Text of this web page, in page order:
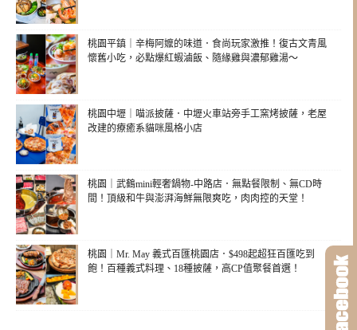
桃園平鎮｜辛梅阿嬤的味道．食尚玩家激推！復古文青風
懷舊小吃，必點爆紅蝦滷飯、隨緣雞與濃郁雞湯～
桃園中壢｜喵派披薩．中壢火車站旁手工窯烤披薩，老屋
改建的療癒系貓咪風格小店
桃園｜武鶴mini輕奢鍋物-中路店．無點餐限制、無CD時
間！頂級和牛與澎湃海鮮無限爽吃，肉肉控的天堂！
桃園｜Mr. May 義式百匯桃園店．$498起超狂百匯吃到
飽！百種義式料理、18種披薩，高CP值聚餐首選！